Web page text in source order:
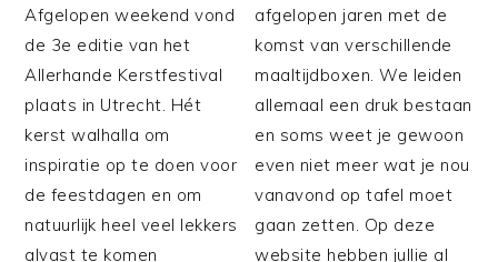
Afgelopen weekend vond
de 3e editie van het
Allerhande Kerstfestival
plaats in Utrecht. Hét
kerst walhalla om
inspiratie op te doen voor
de feestdagen en om
natuurlijk heel veel lekkers
alvast te komen
afgelopen jaren met de
komst van verschillende
maaltijdboxen. We leiden
allemaal een druk bestaan
en soms weet je gewoon
even niet meer wat je nou
vanavond op tafel moet
gaan zetten. Op deze
website hebben jullie al